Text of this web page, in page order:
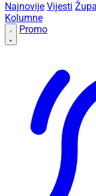
Najnovije Vijesti
Kolumne
Promo